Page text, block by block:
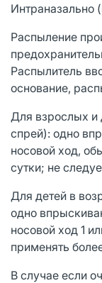
Интраназально
Распыление
Распылитель
основание,
Для взрослых и
спрей): одно
носовой ход,
сутки; не
Для детей в
одно
носовой ход 1
применять
В случае если